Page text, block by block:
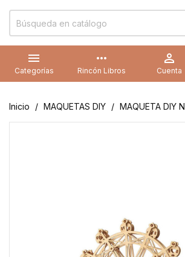

Categorías
more_horiz
Rincón Libros

Cuenta
Inicio MAQUETAS DIY MAQUETA DIY